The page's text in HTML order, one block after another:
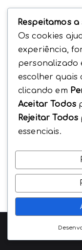
Respeitamos
Os cookies
experiência,
personalizado
escolher quais
clicando em
Aceitar Todos
Rejeitar Todos
essenciais.